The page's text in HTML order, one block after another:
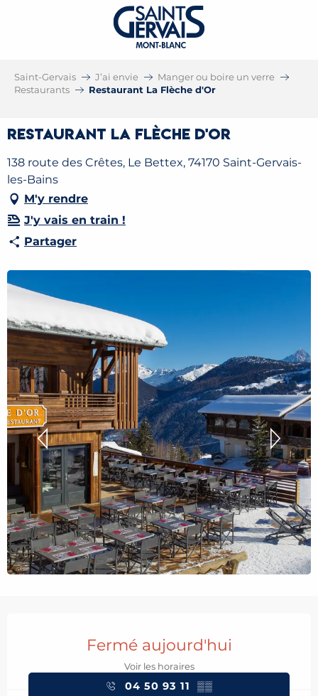
Saint-Gervais J’ai envie
Manger ou boire un verre
Restaurants
Restaurant La Flèche d'Or
Restaurant La Flèche d'Or
138 route des Crêtes, Le Bettex, 74170 Saint-Gervais-
les-Bains
M'y rendre
J'y vais en train !
Partager
Fermé aujourd'hui
Voir les horaires
04 50 93 11 ▒▒